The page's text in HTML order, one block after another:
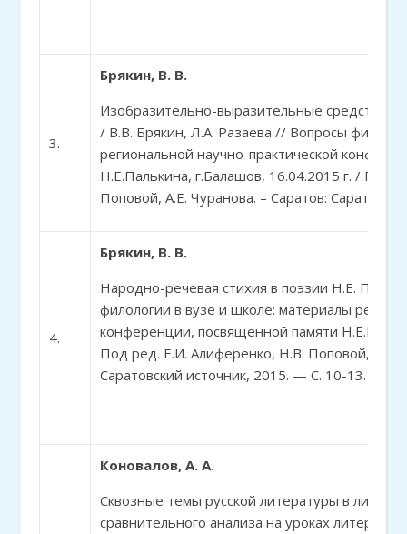
3.
Брякин, В. В.
Изобразительно-выразительные средства
/ В.В. Брякин, Л.А. Разаева // Вопросы
региональной научно-практической
Н.Е.Палькина, г.Балашов, 16.04.2015 г. / Под
Поповой, А.Е. Чуранова. – Саратов:
4.
Брякин, В. В.
Народно-речевая стихия в поэзии Н.Е.
филологии в вузе и школе: материалы
конференции, посвященной памяти
Под ред. Е.И. Алиференко, Н.В. Поповой, А.Е.
Саратовский источник, 2015. — С. 10-13.
Коновалов, А. А.
Сквозные темы русской литературы в
сравнительного анализа на уроках